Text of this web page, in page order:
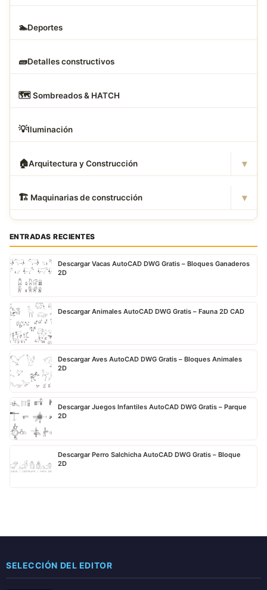
🏊Deportes
🧱Detalles constructivos
🗺️ Sombreados & HATCH
💡Iluminación
🏠Arquitectura y Construcción ▾
🏗 ️ Maquinarias de construcción ▾
ENTRADAS RECIENTES
Descargar Vacas AutoCAD DWG Gratis – Bloques Ganaderos
2D
Descargar Animales AutoCAD DWG Gratis – Fauna 2D CAD
Descargar Aves AutoCAD DWG Gratis – Bloques Animales
2D
Descargar Juegos Infantiles AutoCAD DWG Gratis – Parque
2D
Descargar Perro Salchicha AutoCAD DWG Gratis – Bloque
2D
SELECCIÓN DEL EDITOR